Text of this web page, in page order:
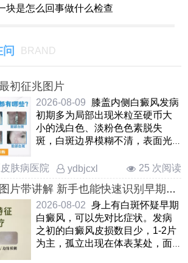
块是怎么回事做什么检查
问 BRAND
初征兆图片
2026-08-09
膝盖内侧白癜风发病
初期多为局部出现米粒至硬币大
小的浅白色、淡粉色色素脱失
斑，白斑边界模糊不清，表面光
……
皮肤病医院 ydbjcxl 25 次阅读
片带讲解 新手也能快速识别早期白
2026-08-02 身上有白斑怀疑早期
白癜风，可以先对比症状。发病
之初的白癜风皮损数目少，1-2片
为主，孤立出现在体表某处，面